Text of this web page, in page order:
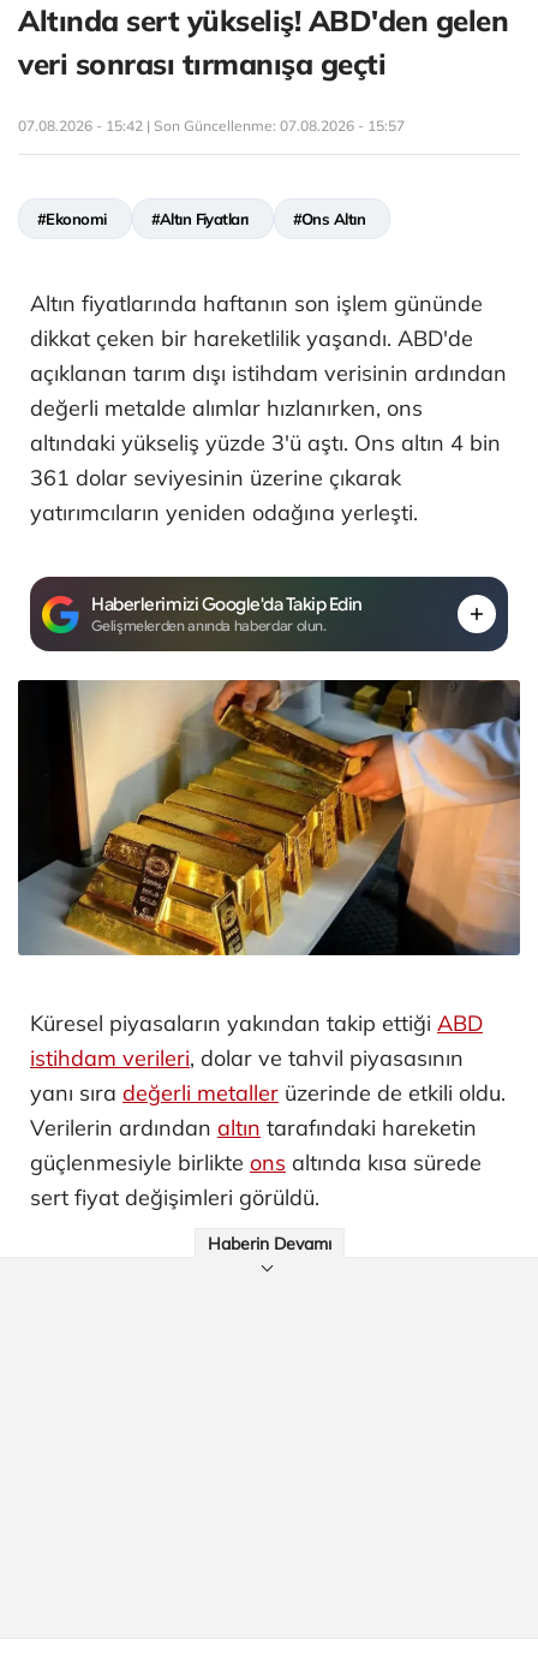
Altında sert yükseliş! ABD'den gelen
veri sonrası tırmanışa geçti
07.08.2026 - 15:42 | Son Güncellenme: 07.08.2026 - 15:57
#Ekonomi #Altın Fiyatları #Ons Altın
Altın fiyatlarında haftanın son işlem gününde
dikkat çeken bir hareketlilik yaşandı. ABD'de
açıklanan tarım dışı istihdam verisinin ardından
değerli metalde alımlar hızlanırken, ons
altındaki yükseliş yüzde 3'ü aştı. Ons altın 4 bin
361 dolar seviyesinin üzerine çıkarak
yatırımcıların yeniden odağına yerleşti.
Haberlerimizi Google'da Takip Edin
Gelişmelerden anında haberdar olun.
Küresel piyasaların yakından takip ettiği ABD
istihdam verileri, dolar ve tahvil piyasasının
yanı sıra değerli metaller üzerinde de etkili oldu.
Verilerin ardından altın tarafındaki hareketin
güçlenmesiyle birlikte ons altında kısa sürede
sert fiyat değişimleri görüldü.
Haberin Devamı